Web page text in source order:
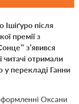
після
премії з
з’явився
читачі отримали
у перекладі Ганни
Оксани